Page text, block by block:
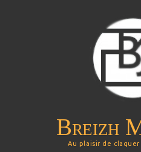
Breizh
Au plaisir de